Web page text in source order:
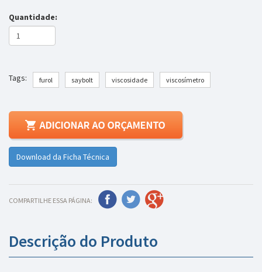
Quantidade:
Tags: furol saybolt viscosidade viscosímetro
Download da Ficha Técnica
COMPARTILHE ESSA PÁGINA:
Descrição do Produto